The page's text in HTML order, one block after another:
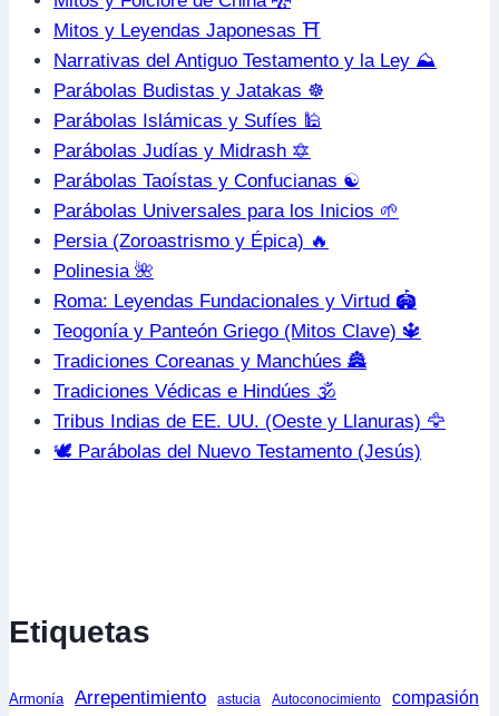
Mitos y Leyendas Japonesas ⛩️
Narrativas del Antiguo Testamento y la Ley ⛰️
Parábolas Budistas y Jatakas ☸️
Parábolas Islámicas y Sufíes 🕌
Parábolas Judías y Midrash 🔯
Parábolas Taoístas y Confucianas ☯️
Parábolas Universales para los Inicios 🌱
Persia (Zoroastrismo y Épica) 🔥
Polinesia 🌺
Roma: Leyendas Fundacionales y Virtud 🏟️
Teogonía y Panteón Griego (Mitos Clave) 🔱
Tradiciones Coreanas y Manchúes 🏯
Tradiciones Védicas e Hindúes 🕉️
Tribus Indias de EE. UU. (Oeste y Llanuras) 🦅
🕊️ Parábolas del Nuevo Testamento (Jesús)
Etiquetas
Armonía Arrepentimiento astucia Autoconocimiento compasión